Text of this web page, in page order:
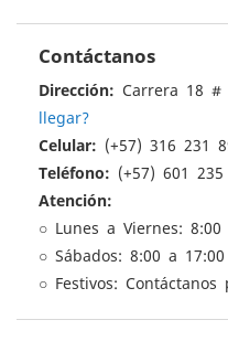
Contáctanos
Dirección: Carrera 18 #
llegar?
Celular: (+57) 316 231
Teléfono: (+57) 601 235
Atención:
○ Lunes a Viernes: 8:00
○ Sábados: 8:00 a 17:00
○ Festivos: Contáctanos